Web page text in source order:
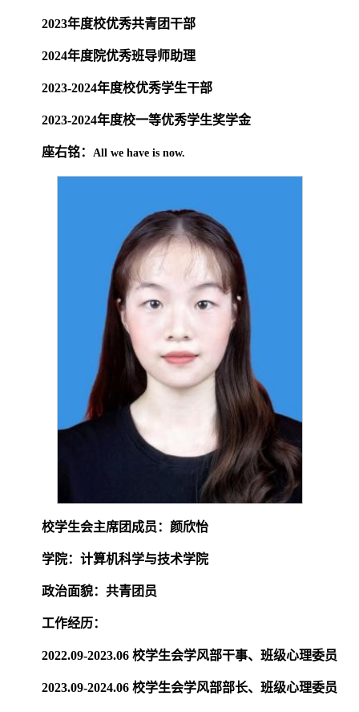
2023年度校优秀共青团干部
2024年度院优秀班导师助理
2023-2024年度校优秀学生干部
2023-2024年度校一等优秀学生奖学金
座右铭： All we have is now.
校学生会主席团成员：颜欣怡
学院：计算机科学与技术学院
政治面貌：共青团员
工作经历：
2022.09-2023.06 校学生会学风部干事、班级心理委员
2023.09-2024.06 校学生会学风部部长、班级心理委员